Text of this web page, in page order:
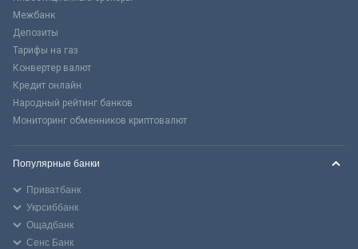
Межбанк
Депозиты
Тарифы на газ
Конвертер валют
Кредит онлайн
Народный рейтинг банков
Мониторинг обменников криптовалют
Популярные банки
Приватбанк
Укрсиббанк
Ощадбанк
Сенс Банк